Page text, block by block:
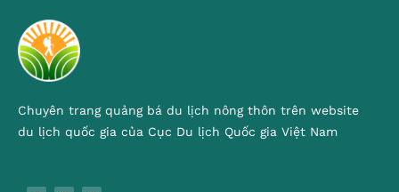
Chuyên trang quảng bá du lịch nông thôn trên website
du lịch quốc gia của Cục Du lịch Quốc gia Việt Nam